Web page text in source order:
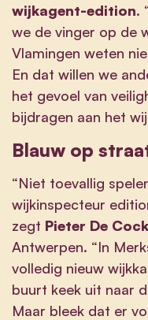
wijkagent-edition.
we de vinger op de
Vlamingen weten
En dat willen we
het gevoel van
bijdragen aan het
Blauw op
“Niet toevallig
wijkinspecteur
zegt Pieter De
Antwerpen. “In
volledig nieuw
buurt keek uit naar
Maar bleek dat er